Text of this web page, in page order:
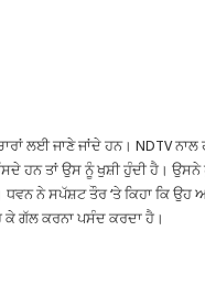
ਲਈ ਜਾਣੇ ਜਾਂਦੇ ਹਨ। NDTV
ਹਨ ਤਾਂ ਉਸ ਨੂੰ ਖੁਸ਼ੀ ਹੁੰਦੀ ਹੈ। ਉਸਨੇ
ਨੇ ਸਪੱਸ਼ਟ ਤੌਰ ‘ਤੇ ਕਿਹਾ ਕਿ ਉਹ
ਕੇ ਗੱਲ ਕਰਨਾ ਪਸੰਦ ਕਰਦਾ ਹੈ।